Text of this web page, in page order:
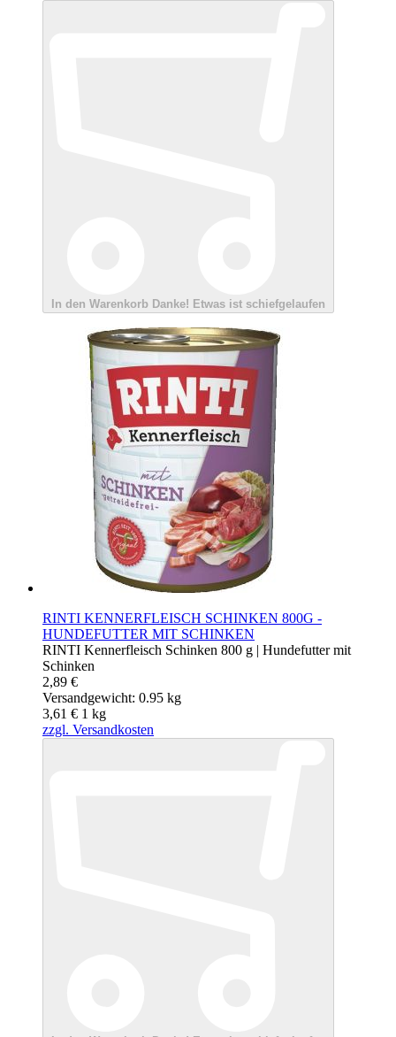
In den Warenkorb Danke! Etwas ist schiefgelaufen
RINTI KENNERFLEISCH SCHINKEN 800G -
HUNDEFUTTER MIT SCHINKEN
RINTI Kennerfleisch Schinken 800 g | Hundefutter mit
Schinken
2,89 €
Versandgewicht: 0.95 kg
3,61 € 1 kg
zzgl. Versandkosten